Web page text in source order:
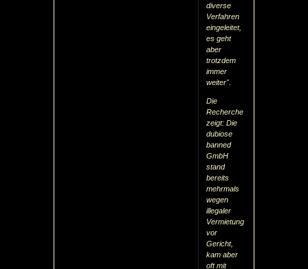
diverse
Verfahren
eingeleitet,
es geht
aber
trotzdem
immer
weiter".
Die
Recherche
zeigt: Die
dubiose
banned
GmbH
stand
bereits
mehrmals
wegen
illegaler
Vermietung
vor
Gericht,
kam aber
oft mit